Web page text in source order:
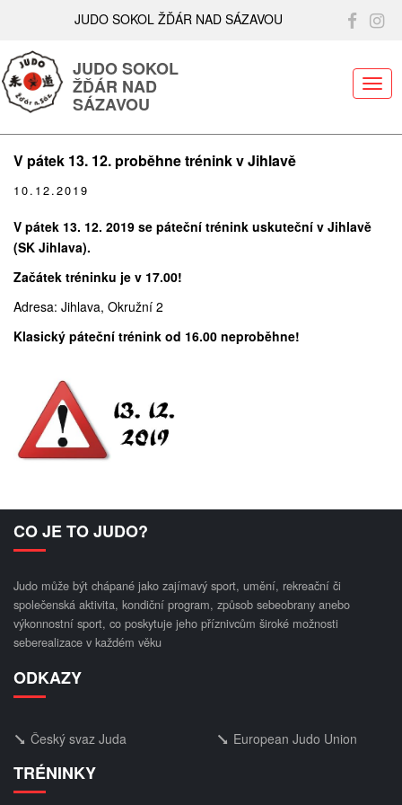
JUDO SOKOL ŽĎÁR NAD SÁZAVOU
JUDO SOKOL
ŽĎÁR NAD
SÁZAVOU
V pátek 13. 12. proběhne trénink v Jihlavě
10.12.2019
V pátek 13. 12. 2019 se páteční trénink uskuteční v Jihlavě
(SK Jihlava).
Začátek tréninku je v 17.00!
Adresa: Jihlava, Okružní 2
Klasický páteční trénink od 16.00 neproběhne!
CO JE TO JUDO?
Judo může být chápané jako zajímavý sport, umění, rekreační či
společenská aktivita, kondiční program, způsob sebeobrany anebo
výkonnostní sport, co poskytuje jeho příznivcům široké možnosti
seberealizace v každém věku
ODKAZY
Český svaz Juda European Judo Union
TRÉNINKY